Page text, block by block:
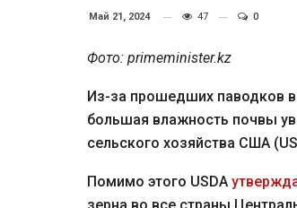
Май 21, 2024 47 0
Фото: primeminister.kz
Из-за прошедших паводков
большая влажность почвы
сельского хозяйства США
Помимо этого USDA